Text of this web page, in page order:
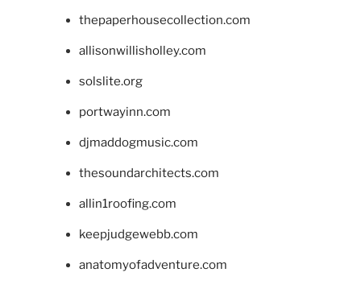
thepaperhousecollection.com
allisonwillisholley.com
solslite.org
portwayinn.com
djmaddogmusic.com
thesoundarchitects.com
allin1roofing.com
keepjudgewebb.com
anatomyofadventure.com